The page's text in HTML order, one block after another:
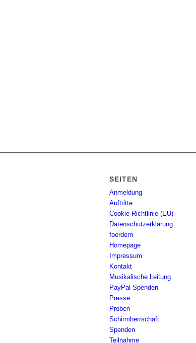
SEITEN
Anmeldung
Auftritte
Cookie-Richtlinie (EU)
Datenschutzerklärung
foerdern
Homepage
Impressum
Kontakt
Musikalische Leitung
PayPal Spenden
Presse
Proben
Schirmherrschaft
Spenden
Teilnahme